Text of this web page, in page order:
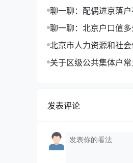
聊一聊：配偶进京落
户口
聊一聊：北京户口值
北京市人力资源和社
户申报工作的通告
关于区级公共集体户
发表评论